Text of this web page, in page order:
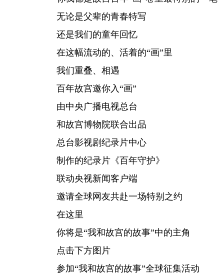
无论是父辈的青春特写
还是我们的童年回忆
在这幅流动的、活着的“画”里
我们重叠、相遇
百年故宫邀你入“画”
由中央广播电视总台
和故宫博物院联合出品
总台影视剧纪录片中心
制作的纪录片《百年守护》
联动央视新闻客户端
邀请全球网友共赴一场特别之约
在这里
你将是“我和故宫的故事”中的主角
点击下方图片
参加“我和故宫的故事”全球征集活动